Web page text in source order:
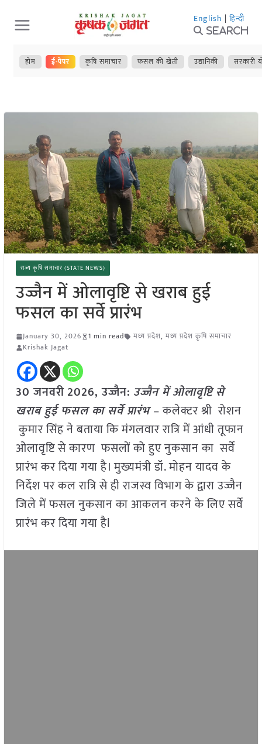
Skip
to
content
English | हिन्दी
Search
होम ई-पेपर कृषि समाचार फसल की खेती उद्यानिकी सरकारी
राज्य कृषि समाचार (STATE NEWS)
उज्जैन में ओलावृष्टि से खराब हुई
फसल का सर्वे प्रारंभ
January 30, 2026 1 min read मध्य प्रदेश, मध्य प्रदेश कृषि समाचार
Krishak Jagat
30 जनवरी2026,उज्जैन: उज्जैन में ओलावृष्टि से
खराब हुई फसल का सर्वे प्रारंभ– कलेक्टर श्री रोशन
कुमार सिंह ने बताया कि मंगलवार रात्रि में आंधी तूफान
ओलावृष्टि से कारण फसलों को हुए नुकसान का सर्वे
प्रारंभ कर दिया गया है। मुख्यमंत्री डॉ. मोहन यादव के
निर्देश पर कल रात्रि से ही राजस्व विभाग के द्वारा उज्जैन
जिले में फसल नुकसान का आकलन करने के लिए सर्वे
प्रारंभ कर दिया गया हैl